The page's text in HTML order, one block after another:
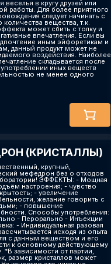
веселья в кругу друзей или
работы. Для более приятного
следует начинать с
вещества, т.к.
может сбить с толку и
впечатления. Если вы
иным эйфоретикам и
данный продукт может не
воздействия. Наиболее
складывается после
иных веществ
не менее одного
(КРИСТАЛЛЫ)
крупный,
мефедрон без о отходов
ЭФФЕКТЫ: - Мощная
настроения; - чувство
- увеличение
желание говорить с
- повышение
Способы употребления:
- Перорально - Инъекции
- Индивидуальная разовая
исходя из опыта
с данным веществом и его
к основному действующему
*В зависимости от партии,
размер кристаллов может